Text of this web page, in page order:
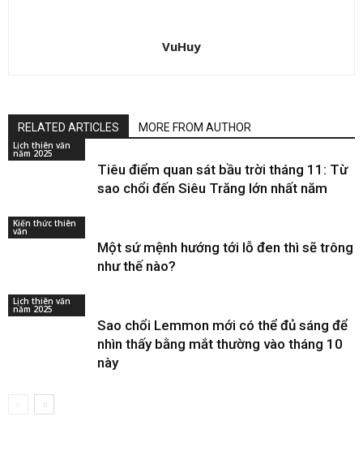
VuHuy
RELATED ARTICLES MORE FROM AUTHOR
Lịch thiên văn
năm 2025
Tiêu điểm quan sát bầu trời tháng 11: Từ
sao chổi đến Siêu Trăng lớn nhất năm
Kiến thức thiên
văn
Một sứ mệnh hướng tới lỗ đen thì sẽ trông
như thế nào?
Lịch thiên văn
năm 2025
Sao chổi Lemmon mới có thể đủ sáng để
nhìn thấy bằng mắt thường vào tháng 10
này